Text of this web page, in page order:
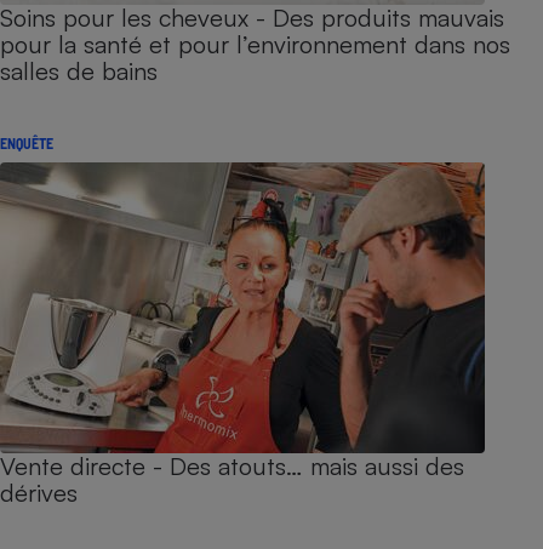
Soins pour les cheveux - Des produits mauvais
pour la santé et pour l’environnement dans nos
salles de bains
ENQUÊTE
Vente directe - Des atouts… mais aussi des
dérives